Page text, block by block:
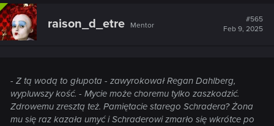
c
t
i
o
raison_d_etre Mentor
#565
Feb 9, 2025
- Z tą wodą to głupota - zawyrokował Regan Dahlberg,
wypluwszy kość. - Mycie może choremu tylko zaszkodzić.
Zdrowemu zresztą też. Pamiętacie starego Schradera? Żona
mu się raz kazała umyć i Schraderowi zmarło się wkrótce po